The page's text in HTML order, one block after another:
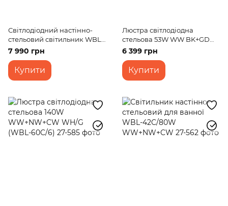
Світлодіодний настінно-
стельовий світильник WBL-
38C/260W RM з пультом
керування
7 990 грн
Купити
Люстра світлодіодна
стельова 53W WW BK+GD
(WBL-54C/3)
6 399 грн
Купити